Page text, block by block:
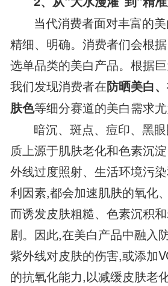
当代消费者面对丰富的
精细、明确。消费者们会根
选单品类的美白产品。根据
我们发现消费者在防晒美白
肤色等细分赛道的美白需求尤
暗沉、斑点、痘印、黑
质上源于肌肤老化和色素沉
外线过度照射、生活环境污
利因素,都会加速肌肤的氧化
而诱发皮肤粗糙、色素沉积
剧。因此,在美白产品中融入
紫外线对皮肤的伤害,或添加
的抗氧化能力,以减缓皮肤老